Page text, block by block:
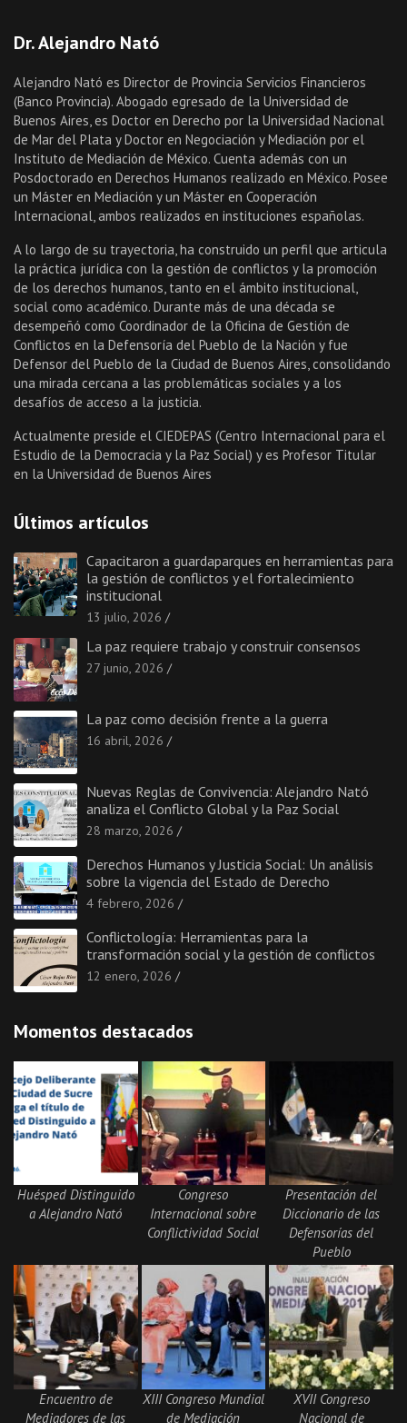
Dr. Alejandro Nató
Alejandro Nató es Director de Provincia Servicios Financieros
(Banco Provincia). Abogado egresado de la Universidad de
Buenos Aires, es Doctor en Derecho por la Universidad Nacional
de Mar del Plata y Doctor en Negociación y Mediación por el
Instituto de Mediación de México. Cuenta además con un
Posdoctorado en Derechos Humanos realizado en México. Posee
un Máster en Mediación y un Máster en Cooperación
Internacional, ambos realizados en instituciones españolas.
A lo largo de su trayectoria, ha construido un perfil que articula
la práctica jurídica con la gestión de conflictos y la promoción
de los derechos humanos, tanto en el ámbito institucional,
social como académico. Durante más de una década se
desempeñó como Coordinador de la Oficina de Gestión de
Conflictos en la Defensoría del Pueblo de la Nación y fue
Defensor del Pueblo de la Ciudad de Buenos Aires, consolidando
una mirada cercana a las problemáticas sociales y a los
desafíos de acceso a la justicia.
Actualmente preside el CIEDEPAS (Centro Internacional para el
Estudio de la Democracia y la Paz Social) y es Profesor Titular
en la Universidad de Buenos Aires
Últimos artículos
Capacitaron a guardaparques en herramientas para
la gestión de conflictos y el fortalecimiento
institucional
13 julio, 2026
La paz requiere trabajo y construir consensos
27 junio, 2026
La paz como decisión frente a la guerra
16 abril, 2026
Nuevas Reglas de Convivencia: Alejandro Nató
analiza el Conflicto Global y la Paz Social
28 marzo, 2026
Derechos Humanos y Justicia Social: Un análisis
sobre la vigencia del Estado de Derecho
4 febrero, 2026
Conflictología: Herramientas para la
transformación social y la gestión de conflictos
12 enero, 2026
Momentos destacados
Huésped Distinguido
a Alejandro Nató
Congreso
Internacional sobre
Conflictividad Social
Presentación del
Diccionario de las
Defensorías del
Pueblo
Encuentro de
Mediadores de las
XIII Congreso Mundial
de Mediación
XVII Congreso
Nacional de